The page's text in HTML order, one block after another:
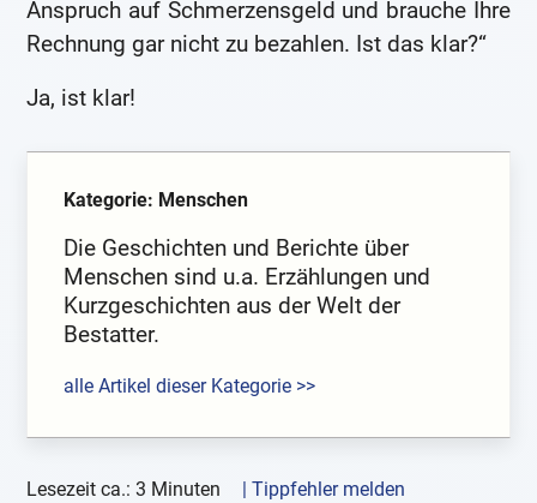
Anspruch auf Schmerzensgeld und brauche Ihre
Rechnung gar nicht zu bezahlen. Ist das klar?“
Ja, ist klar!
Kategorie: Menschen
Die Geschichten und Berichte über
Menschen sind u.a. Erzählungen und
Kurzgeschichten aus der Welt der
Bestatter.
alle Artikel dieser Kategorie >>
Lesezeit ca.: 3 Minuten
| Tippfehler melden